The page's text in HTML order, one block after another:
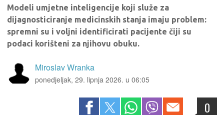
Modeli umjetne inteligencije koji služe za
dijagnosticiranje medicinskih stanja imaju problem:
spremni su i voljni identificirati pacijente čiji su
podaci korišteni za njihovu obuku.
Miroslav Wranka
ponedjeljak, 29. lipnja 2026. u 06:05
0